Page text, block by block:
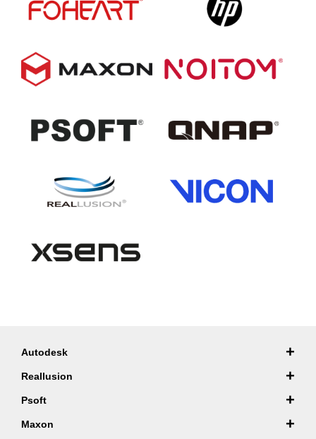
Autodesk +
Reallusion +
Psoft +
Maxon
+